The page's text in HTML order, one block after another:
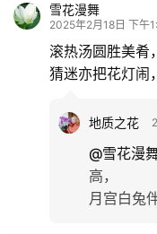
雪花漫舞
2025年2月18日 下午
滚热汤圆胜美肴
猜迷亦把花灯闹
地质之花
@雪花漫
高，
月宫白兔